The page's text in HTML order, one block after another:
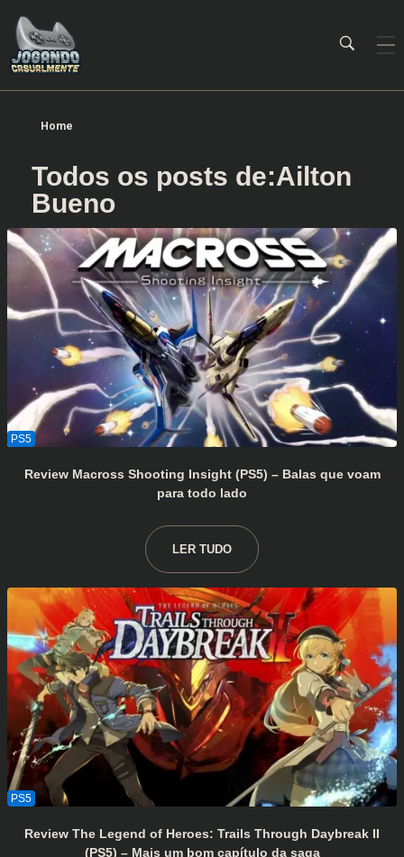
Home
Todos os posts de:Ailton
Bueno
Review Macross Shooting Insight (PS5) – Balas que voam
para todo lado
LER TUDO
Review The Legend of Heroes: Trails Through Daybreak II
(PS5) – Mais um bom capítulo da saga